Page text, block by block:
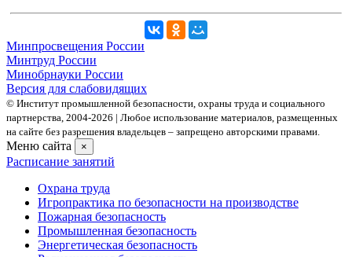
Минпросвещения России
Минтруд России
Минобрнауки России
Версия для слабовидящих
© Институт промышленной безопасности, охраны труда и социального
партнерства, 2004- 2026 | Любое использование материалов, размещенных
на сайте без разрешения владельцев – запрещено авторскими правами.
Меню сайта ×
Расписание занятий
Охрана труда
Игропрактика по безопасности на производстве
Пожарная безопасность
Промышленная безопасность
Энергетическая безопасность